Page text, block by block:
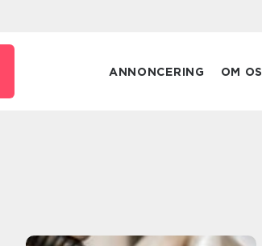
ANNONCERING OM OS